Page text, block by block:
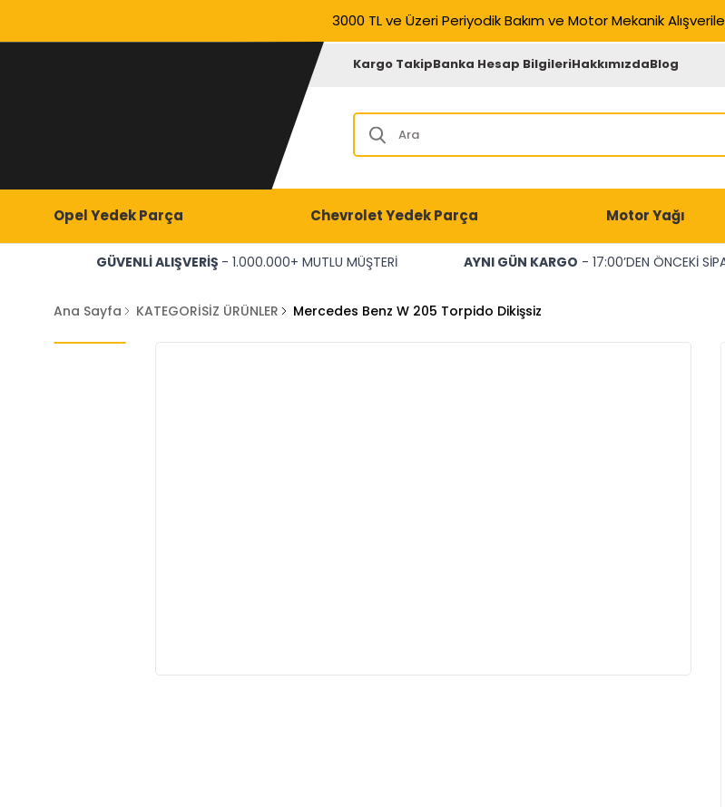
3000 TL ve Üzeri Periyodik Bakım ve Motor Mekanik
Kargo TakipBanka Hesap BilgileriHakkımızdaBlog
Opel Yedek Parça Chevrolet Yedek Parça Motor Yağı
GÜVENLİ ALIŞVERİŞ - 1.000.000+ MUTLU MÜŞTERİ AYNI GÜN KARGO - 17:00’DEN ÖNCEKİ
Ana Sayfa KATEGORİSİZ ÜRÜNLER Mercedes Benz W 205 Torpido Dikişsiz